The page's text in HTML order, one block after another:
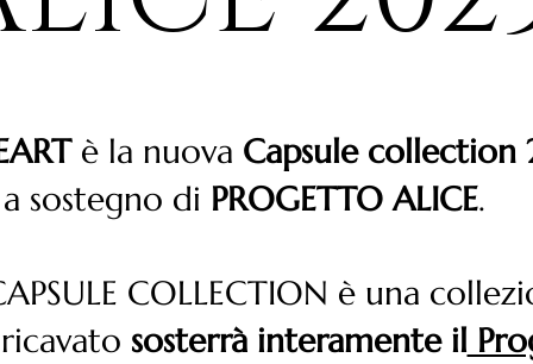
è la nuova Capsule collection
a sostegno di PROGETTO ALICE.
COLLECTION è una
sosterrà interamente il